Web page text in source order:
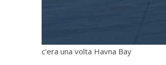
c’era una volta Havna Bay